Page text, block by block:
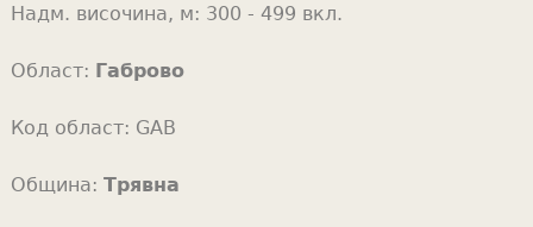
Надм. височина, м: 300 - 499 вкл.
Област: Габрово
Код област: GAB
Община: Трявна